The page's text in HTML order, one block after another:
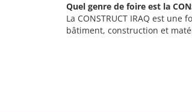
Quel genre de foire est la
La CONSTRUCT IRAQ est
bâtiment, construction et